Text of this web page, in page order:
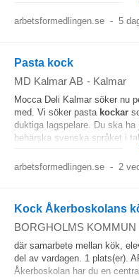
arbetsformedlingen.se - 5
Pasta kock
MD Kalmar AB - Kalmar
Mocca Deli Kalmar söker nu
med. Vi söker pasta kockar
duktiga lagspelare. Du ska
behärska svenska språket i
arbetsformedlingen.se - 2
Kock Åkerboskolans
BORGHOLMS KOMMUN
där samarbete mellan kök,
del av vardagen. 1 plats(er).
Åkerboskolan har du en